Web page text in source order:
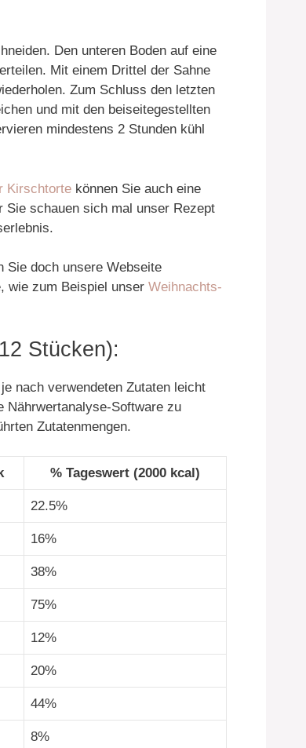
Den unteren Boden auf eine
Mit einem Drittel der Sahne
Zum Schluss den letzten
und mit den beiseitegestellten
mindestens 2 Stunden kühl
Kirschtorte können Sie auch eine
Sie schauen sich mal unser Rezept
Sie doch unsere Webseite
wie zum Beispiel unser Weihnachts-
Stücken):
nach verwendeten Zutaten leicht
Nährwertanalyse-Software zu
Zutatenmengen.
% Tageswert (2000 kcal)
22.5%
16%
38%
75%
12%
20%
44%
8%